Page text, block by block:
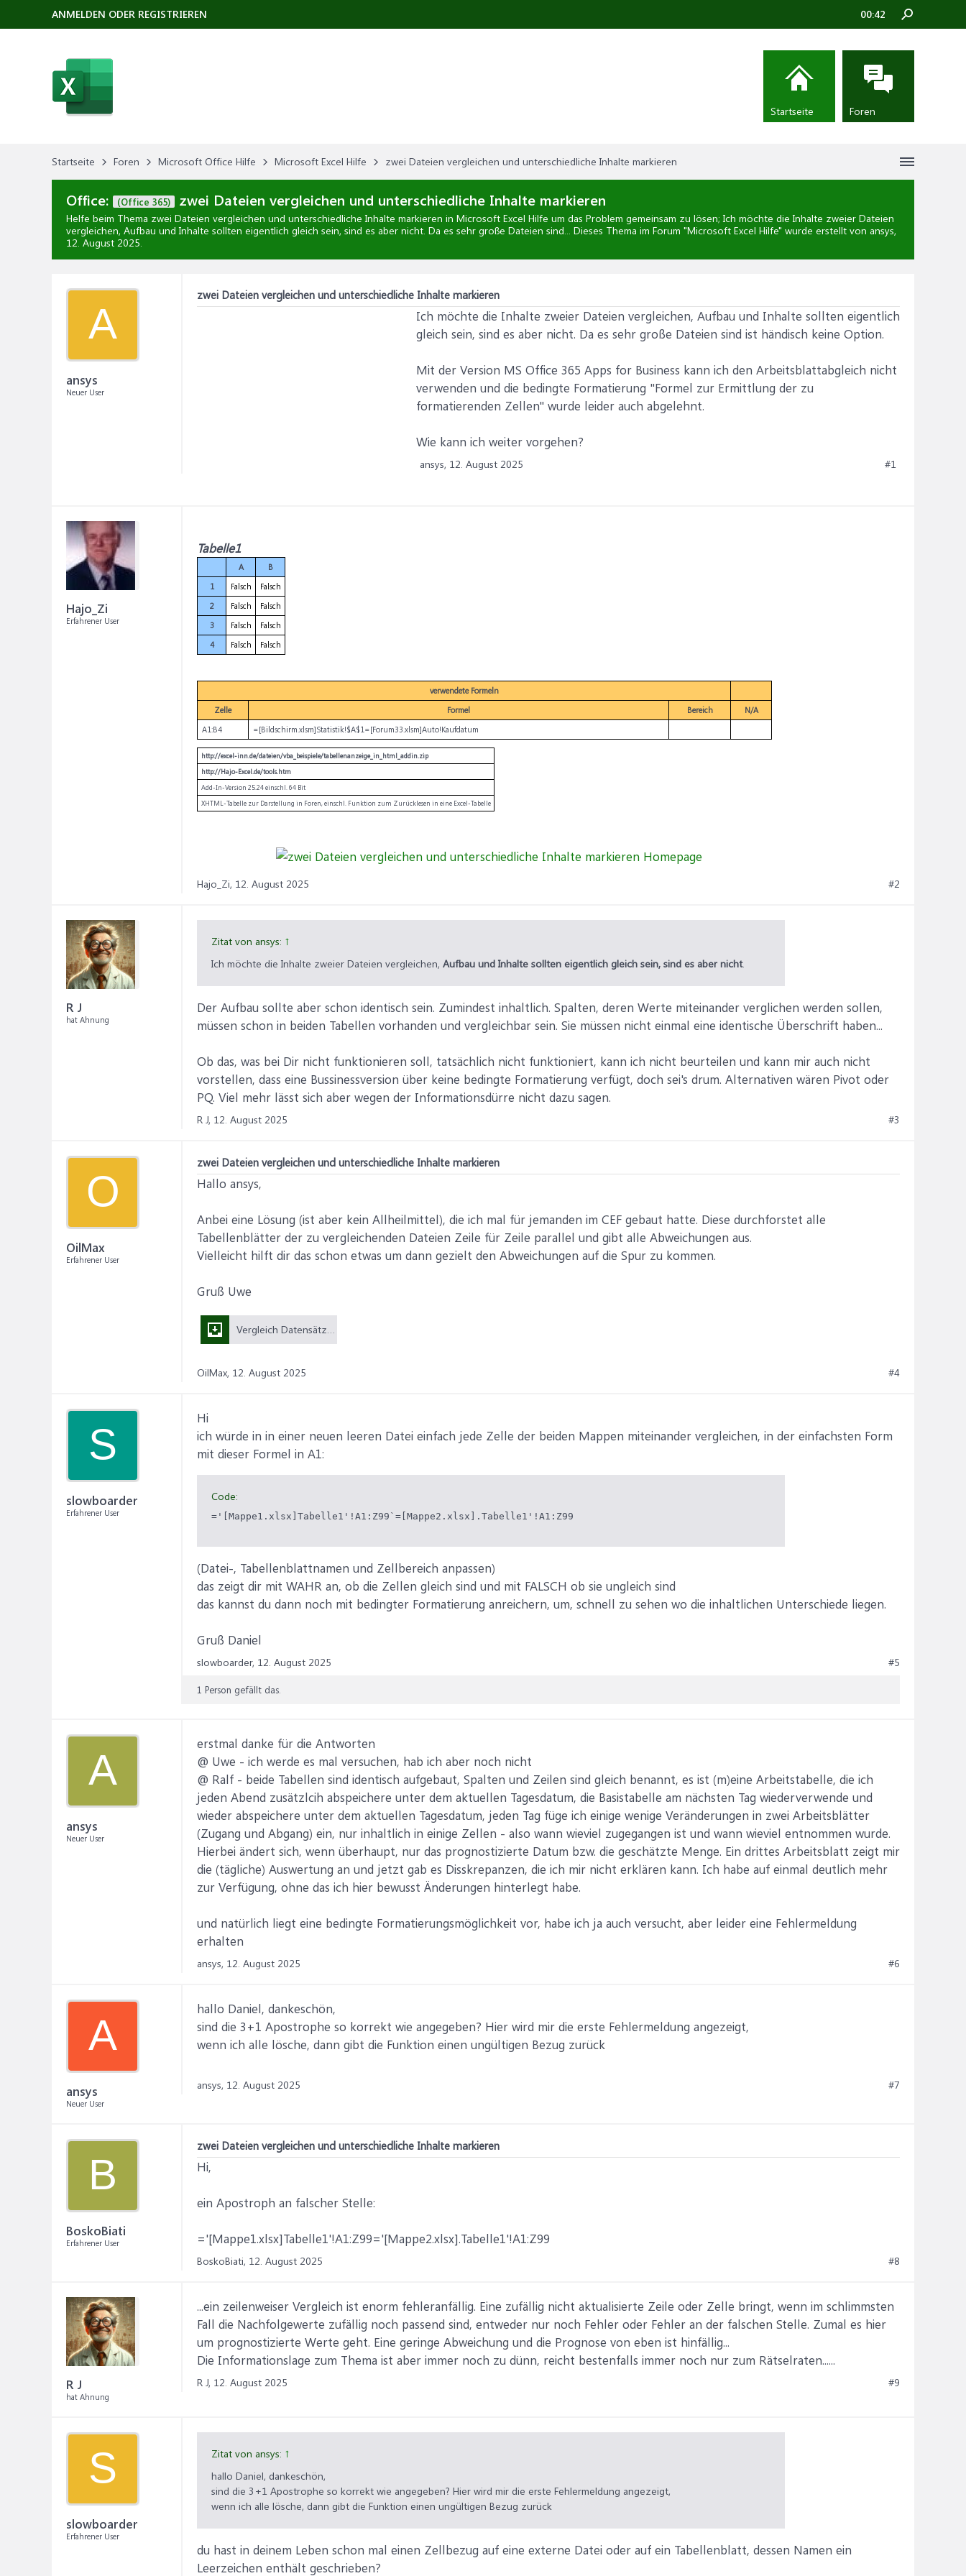
Startseite Foren Microsoft Office Hilfe Microsoft Excel Hilfe zwei Dateien vergleichen und unterschiedliche Inhalte markieren
Office: (Office 365) zwei Dateien vergleichen und unterschiedliche Inhalte markieren
Helfe beim Thema zwei Dateien vergleichen und unterschiedliche Inhalte markieren in Microsoft Excel Hilfe um das Problem gemeinsam zu lösen; Ich möchte die Inhalte zweier Dateien
vergleichen, Aufbau und Inhalte sollten eigentlich gleich sein, sind es aber nicht. Da es sehr große Dateien sind... Dieses Thema im Forum "Microsoft Excel Hilfe" wurde erstellt von ansys,
12. August 2025.
A
ansys
Neuer User
zwei Dateien vergleichen und unterschiedliche Inhalte markieren
Ich möchte die Inhalte zweier Dateien vergleichen, Aufbau und Inhalte sollten eigentlich
gleich sein, sind es aber nicht. Da es sehr große Dateien sind ist händisch keine Option.
Mit der Version MS Office 365 Apps for Business kann ich den Arbeitsblattabgleich nicht
verwenden und die bedingte Formatierung "Formel zur Ermittlung der zu
formatierenden Zellen" wurde leider auch abgelehnt.
Wie kann ich weiter vorgehen?
ansys, 12. August 2025 #1
Hajo_Zi
Erfahrener User
Tabelle1
A
B
1
Falsch
Falsch
2
Falsch
Falsch
3
Falsch
Falsch
4
Falsch Falsch
verwendete Formeln
Zelle
Formel Bereich
N/A
A1:B4
=[Bildschirm.xlsm]Statistik!$A$1=[Forum33.xlsm]Auto!Kaufdatum
http://excel-inn.de/dateien/vba_beispiele/tabellenanzeige_in_html_addin.zip
http://Hajo-Excel.de/tools.htm
Add-In-Version 25.24 einschl. 64 Bit
XHTML-Tabelle zur Darstellung in Foren, einschl. Funktion zum Zurücklesen in eine Excel-Tabelle
Hajo_Zi, 12. August 2025 #2
R J
hat Ahnung
Zitat von ansys: ↑
Ich möchte die Inhalte zweier Dateien vergleichen, Aufbau und Inhalte sollten eigentlich gleich sein, sind es aber nicht.
Der Aufbau sollte aber schon identisch sein. Zumindest inhaltlich. Spalten, deren Werte miteinander verglichen werden sollen,
müssen schon in beiden Tabellen vorhanden und vergleichbar sein. Sie müssen nicht einmal eine identische Überschrift haben...
Ob das, was bei Dir nicht funktionieren soll, tatsächlich nicht funktioniert, kann ich nicht beurteilen und kann mir auch nicht
vorstellen, dass eine Bussinessversion über keine bedingte Formatierung verfügt, doch sei's drum. Alternativen wären Pivot oder
PQ. Viel mehr lässt sich aber wegen der Informationsdürre nicht dazu sagen.
R J, 12. August 2025 #3
O
OilMax
Erfahrener User
zwei Dateien vergleichen und unterschiedliche Inhalte markieren
Hallo ansys,
Anbei eine Lösung (ist aber kein Allheilmittel), die ich mal für jemanden im CEF gebaut hatte. Diese durchforstet alle
Tabellenblätter der zu vergleichenden Dateien Zeile für Zeile parallel und gibt alle Abweichungen aus.
Vielleicht hilft dir das schon etwas um dann gezielt den Abweichungen auf die Spur zu kommen.
Gruß Uwe
Vergleich Datensätze von 2 Exceldateien via Array.xlsm (36,3 KB)
OilMax, 12. August 2025 #4
S
slowboarder
Erfahrener User
Hi
ich würde in in einer neuen leeren Datei einfach jede Zelle der beiden Mappen miteinander vergleichen, in der einfachsten Form
mit dieser Formel in A1:
Code:
='[Mappe1.xlsx]Tabelle1'!A1:Z99`=[Mappe2.xlsx].Tabelle1'!A1:Z99
(Datei-, Tabellenblattnamen und Zellbereich anpassen)
das zeigt dir mit WAHR an, ob die Zellen gleich sind und mit FALSCH ob sie ungleich sind
das kannst du dann noch mit bedingter Formatierung anreichern, um, schnell zu sehen wo die inhaltlichen Unterschiede liegen.
Gruß Daniel
slowboarder, 12. August 2025 #5
1 Person gefällt das.
A
ansys
Neuer User
erstmal danke für die Antworten
@ Uwe - ich werde es mal versuchen, hab ich aber noch nicht
@ Ralf - beide Tabellen sind identisch aufgebaut, Spalten und Zeilen sind gleich benannt, es ist (m)eine Arbeitstabelle, die ich
jeden Abend zusätzlcih abspeichere unter dem aktuellen Tagesdatum, die Basistabelle am nächsten Tag wiederverwende und
wieder abspeichere unter dem aktuellen Tagesdatum, jeden Tag füge ich einige wenige Veränderungen in zwei Arbeitsblätter
(Zugang und Abgang) ein, nur inhaltlich in einige Zellen - also wann wieviel zugegangen ist und wann wieviel entnommen wurde.
Hierbei ändert sich, wenn überhaupt, nur das prognostizierte Datum bzw. die geschätzte Menge. Ein drittes Arbeitsblatt zeigt mir
die (tägliche) Auswertung an und jetzt gab es Disskrepanzen, die ich mir nicht erklären kann. Ich habe auf einmal deutlich mehr
zur Verfügung, ohne das ich hier bewusst Änderungen hinterlegt habe.
und natürlich liegt eine bedingte Formatierungsmöglichkeit vor, habe ich ja auch versucht, aber leider eine Fehlermeldung
erhalten
ansys, 12. August 2025 #6
A
ansys
Neuer User
hallo Daniel, dankeschön,
sind die 3+1 Apostrophe so korrekt wie angegeben? Hier wird mir die erste Fehlermeldung angezeigt,
wenn ich alle lösche, dann gibt die Funktion einen ungültigen Bezug zurück
ansys, 12. August 2025 #7
B
BoskoBiati
Erfahrener User
zwei Dateien vergleichen und unterschiedliche Inhalte markieren
Hi,
ein Apostroph an falscher Stelle:
='[Mappe1.xlsx]Tabelle1'!A1:Z99='[Mappe2.xlsx].Tabelle1'!A1:Z99
BoskoBiati, 12. August 2025 #8
R J
hat Ahnung
...ein zeilenweiser Vergleich ist enorm fehleranfällig. Eine zufällig nicht aktualisierte Zeile oder Zelle bringt, wenn im schlimmsten
Fall die Nachfolgewerte zufällig noch passend sind, entweder nur noch Fehler oder Fehler an der falschen Stelle. Zumal es hier
um prognostizierte Werte geht. Eine geringe Abweichung und die Prognose von eben ist hinfällig...
Die Informationslage zum Thema ist aber immer noch zu dünn, reicht bestenfalls immer noch nur zum Rätselraten......
R J, 12. August 2025 #9
S
slowboarder
Erfahrener User
Zitat von ansys: ↑
hallo Daniel, dankeschön,
sind die 3+1 Apostrophe so korrekt wie angegeben? Hier wird mir die erste Fehlermeldung angezeigt,
wenn ich alle lösche, dann gibt die Funktion einen ungültigen Bezug zurück
du hast in deinem Leben schon mal einen Zellbezug auf eine externe Datei oder auf ein Tabellenblatt, dessen Namen ein
Leerzeichen enthält geschrieben?
ANMELDEN ODER REGISTRIEREN 00:42
Startseite Foren